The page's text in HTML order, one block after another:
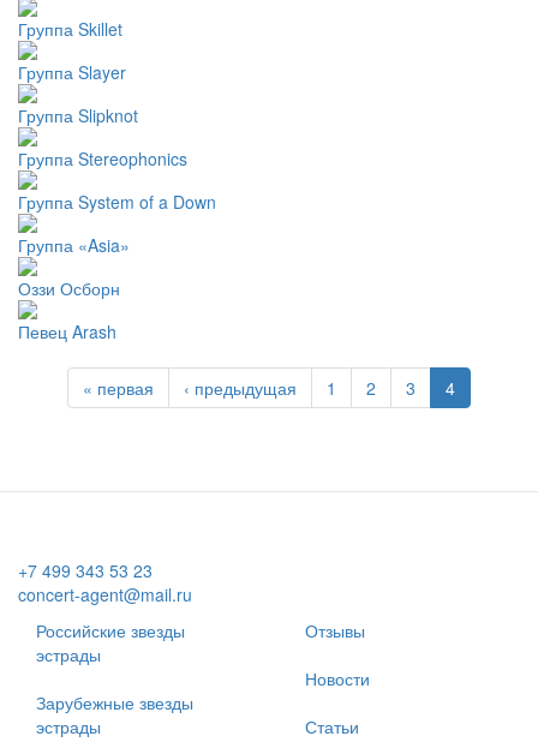
Группа Skillet
Группа Slayer
Группа Slipknot
Группа Stereophonics
Группа System of a Down
Группа «Asia»
Оззи Осборн
Певец Arash
« первая ‹ предыдущая 1 2 3 4
+7 499 343 53 23
concert-agent@mail.ru
Российские звезды
эстрады
Зарубежные звезды
эстрады
Отзывы
Новости
Статьи